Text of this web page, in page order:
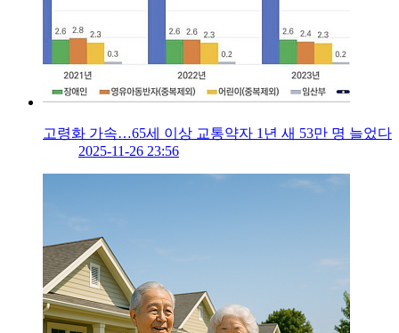
고령화 가속…65세 이상 교통약자 1년 새 53만 명 늘었다
2025-11-26 23:56